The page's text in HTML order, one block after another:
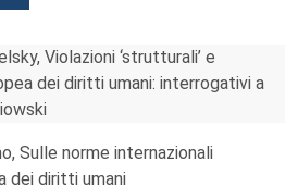
Violazioni ‘strutturali’ e
dei diritti umani: interrogativi a
Sulle norme internazionali
dei diritti umani